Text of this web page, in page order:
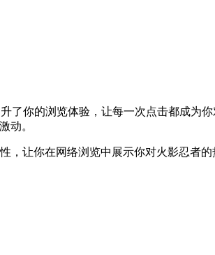
了你的浏览体验，让每一次点击都成为
动。
，让你在网络浏览中展示你对火影忍者的